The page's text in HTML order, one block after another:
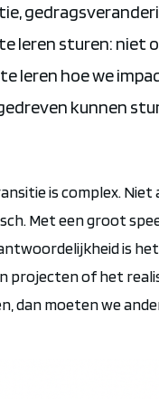
leren sturen: niet
leren hoe we
kunnen
is complex.
Met een groot
is
projecten of het
dan moeten we